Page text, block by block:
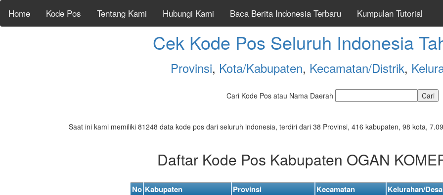
Home Kode Pos Tentang Kami Hubungi Kami Baca Berita Indonesia Terbaru Kumpulan Tutorial
Cek Kode Pos Seluruh Indonesia
Provinsi, Kota/Kabupaten, Kecamatan/Distrik,
Cari Kode Pos atau Nama Daerah
Saat ini kami memiliki 81248 data kode pos dari seluruh indonesia, terdiri dari 38 Provinsi, 416 kabupaten, 98 kota,
Daftar Kode Pos Kabupaten OGAN
No Kabupaten Provinsi Kecamatan Kelurahan/Desa